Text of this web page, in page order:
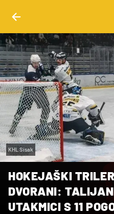
KHL Sisak
HOKEJAŠKI
DVORANI:
UTAKMICI S 11